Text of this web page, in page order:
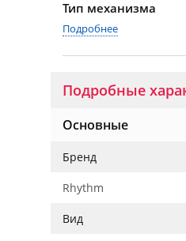
Тип механизма
Подробнее
Подробные
Основные
Бренд
Rhythm
Вид